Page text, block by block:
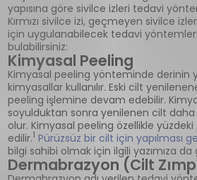
yapısına göre sivilce izleri tedavi
Kırmızı sivilce izi, geçmeyen sivilce
için uygulanabilecek tedavi
bulabilirsiniz:
Kimyasal Peeling
Kimyasal peeling yönteminde derinin
kimyasallar kullanılır. Eski cilt
peeling işlemine devam edebilir.
soyulduktan sonra yenilenen cilt daha
olur. Kimyasal peeling özellikle
edilir.1 Pürüzsüz bir cilt için yapılması
bilgi sahibi olmak için ilgili yazımıza da
Dermabrazyon (Cilt